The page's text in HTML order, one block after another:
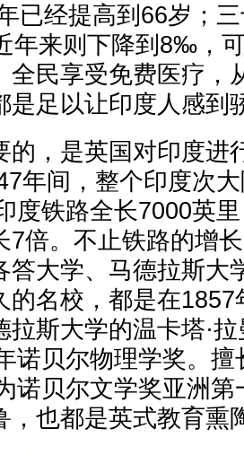
已经提高到66岁；
年来则下降到8‰，
全民享受免费医疗，
是足以让印度人感到
的，是英国对印度进
年间，整个印度次
度铁路全长7000英
7倍。不止铁路的增
答大学、马德拉斯大
的名校，都是在
拉斯大学的温卡塔·
诺贝尔物理学奖。
诺贝尔文学奖亚洲
，也都是英式教育熏